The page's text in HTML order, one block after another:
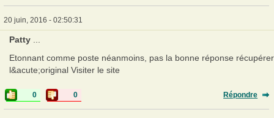
20 juin, 2016 - 02:50:31
Patty
Etonnant comme poste néanmoins, pas la bonne réponse récupérer
l&acute;original Visiter le site
0 0 Répondre